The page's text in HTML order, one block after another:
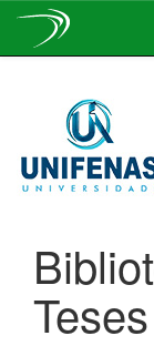
navigation